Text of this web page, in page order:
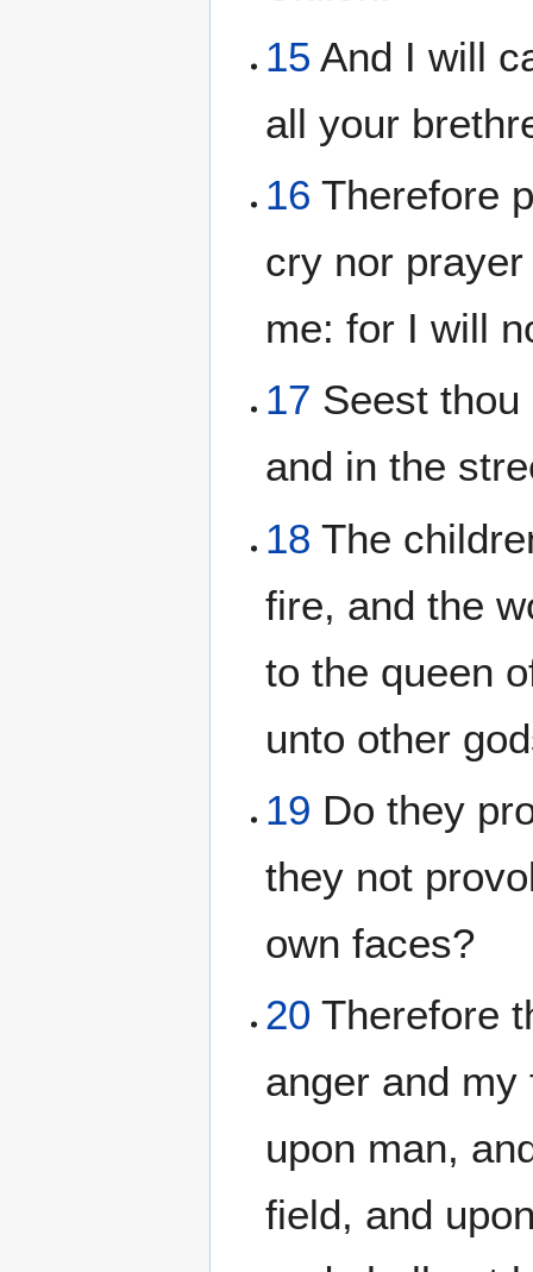
15 And I will
all your
16 Therefore
cry nor
me: for I will
17 Seest
and in the
18 The
fire, and the
to the queen
unto other
19 Do they
they not
own faces?
20 Therefore
anger and
upon man,
field, and